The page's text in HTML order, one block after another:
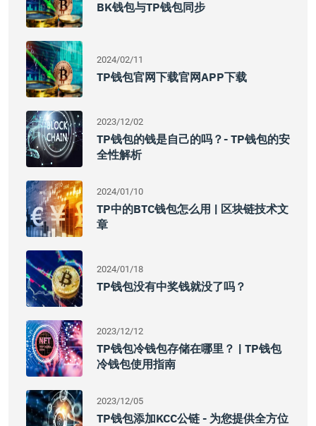
BK钱包与TP钱包同步
2024/02/11
TP钱包官网下载官网APP下载
2023/12/02
TP钱包的钱是自己的吗？- TP钱包的安
全性解析
2024/01/10
TP中的BTC钱包怎么用 | 区块链技术文
章
2024/01/18
TP钱包没有中奖钱就没了吗？
2023/12/12
TP钱包冷钱包存储在哪里？ | TP钱包
冷钱包使用指南
2023/12/05
TP钱包添加KCC公链 - 为您提供全方位